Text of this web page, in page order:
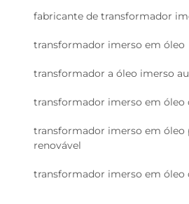
fabricante de transformador
transformador imerso em óleo
transformador a óleo imerso
transformador imerso em óleo
transformador imerso em óleo
renovável
transformador imerso em óleo